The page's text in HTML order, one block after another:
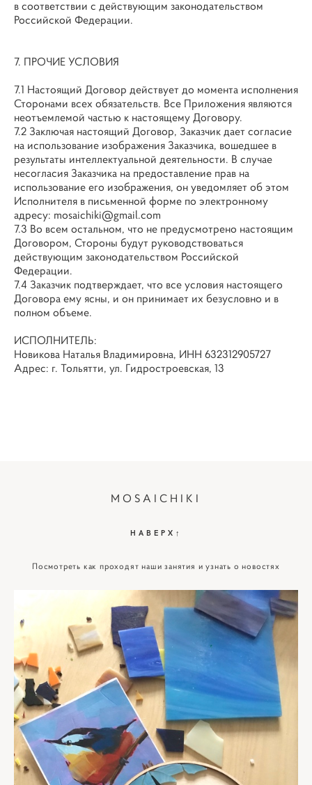
в соответствии с действующим законодательством
Российской Федерации.
7. ПРОЧИЕ УСЛОВИЯ
7.1 Настоящий Договор действует до момента исполнения
Сторонами всех обязательств. Все Приложения являются
неотъемлемой частью к настоящему Договору.
7.2 Заключая настоящий Договор, Заказчик дает согласие
на использование изображения Заказчика, вошедшее в
результаты интеллектуальной деятельности. В случае
несогласия Заказчика на предоставление прав на
использование его изображения, он уведомляет об этом
Исполнителя в письменной форме по электронному
адресу: mosaichiki@gmail.com
7.3 Во всем остальном, что не предусмотрено настоящим
Договором, Стороны будут руководствоваться
действующим законодательством Российской
Федерации.
7.4 Заказчик подтверждает, что все условия настоящего
Договора ему ясны, и он принимает их безусловно и в
полном объеме.
ИСПОЛНИТЕЛЬ:
Новикова Наталья Владимировна, ИНН 632312905727
Адрес: г. Тольятти, ул. Гидростроевская, 13
MOSAICHIKI
НАВЕРХ↑
Посмотреть как проходят наши занятия и узнать о новостях